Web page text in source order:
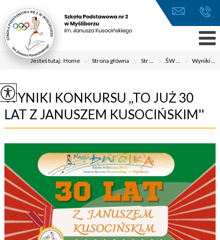
Jesteś tutaj:Home > Strona główna > Str ... > ŚW ... > Wyniki ...
WYNIKI KONKURSU ,,TO JUŻ 30
LAT Z JANUSZEM KUSOCIŃSKIM''